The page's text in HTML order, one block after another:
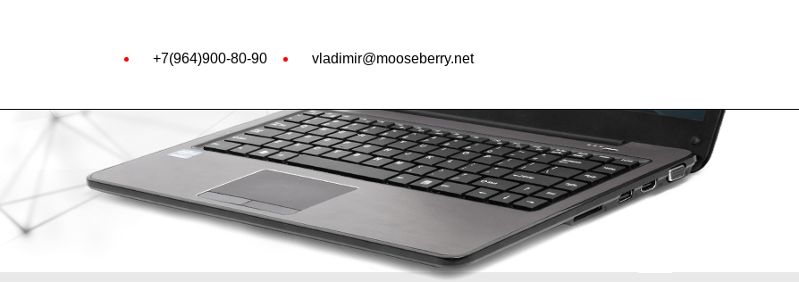
+7(964)900-80-90 vladimir@mooseberry.net